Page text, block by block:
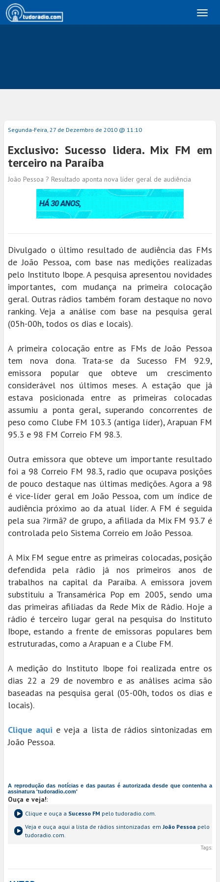
Segunda-Feira, 27 de Dezembro de 2010 @ 11:10
Exclusivo: Sucesso lidera. Mix FM em
terceiro na Paraíba
João Pessoa ? Resultado aponta nova líder geral de audiência
Divulgado o último resultado de audiência das FMs
de João Pessoa, com base nas medições realizadas
pelo Instituto Ibope. A pesquisa apresentou novidades
importantes, com mudança na primeira colocação
geral. Outras rádios também foram destaque no novo
ranking. Veja a análise com base na pesquisa geral
(05h-00h, todos os dias e locais).
A primeira colocação entre as FMs de João Pessoa
tem nova dona. Trata-se da Sucesso FM 92.9,
emissora popular que obteve um crescimento
considerável nos últimos meses. A estação que já
estava posicionada entre as primeiras colocadas
assumiu a ponta geral, superando concorrentes de
peso como Clube FM 103.3 (antiga líder), Arapuan FM
95.3 e 98 FM Correio FM 98.3.
Outra emissora que obteve um importante resultado
foi a 98 Correio FM 98.3, radio que ocupava posições
de pouco destaque nas últimas medições. Agora a 98
é vice-líder geral em João Pessoa, com um índice de
audiência próximo ao da atual líder. A FM é seguida
pela sua ?irmã? de grupo, a afiliada da Mix FM 93.7 é
controlada pelo Sistema Correio em João Pessoa.
A Mix FM segue entre as primeiras colocadas, posição
defendida pela rádio já nos primeiros anos de
trabalhos na capital da Paraíba. A emissora jovem
substituiu a Transamérica Pop em 2005, sendo uma
das primeiras afiliadas da Rede Mix de Rádio. Hoje a
rádio é terceiro lugar geral na pesquisa do Instituto
Ibope, estando a frente de emissoras populares bem
estruturadas, como a Arapuan e a Clube FM.
A medição do Instituto Ibope foi realizada entre os
dias 22 a 29 de novembro e as análises acima são
baseadas na pesquisa geral (05-00h, todos os dias e
locais).
Clique aqui e veja a lista de rádios sintonizadas em
João Pessoa.
A reprodução das notícias e das pautas é autorizada desde que contenha a
assinatura 'tudoradio.com'
Ouça e veja!:
Clique e ouça a Sucesso FM pelo tudoradio.com.
Veja e ouça aqui a lista de rádios sintonizadas em João Pessoa pelo
tudoradio.com.
Tags: